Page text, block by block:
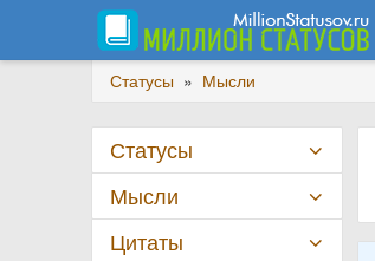
Статусы » Мысли
Статусы
Мысли
Цитаты